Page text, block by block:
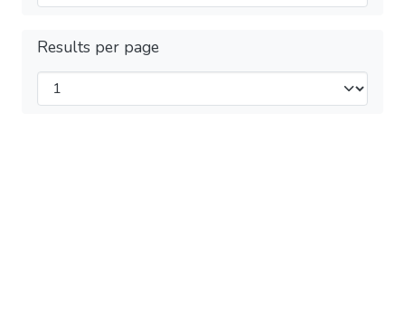
Results per page